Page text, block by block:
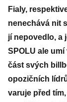
Fialy,
nenechává nit
jí nepovedlo, a
SPOLU ale
část svých
opozičních
varuje před